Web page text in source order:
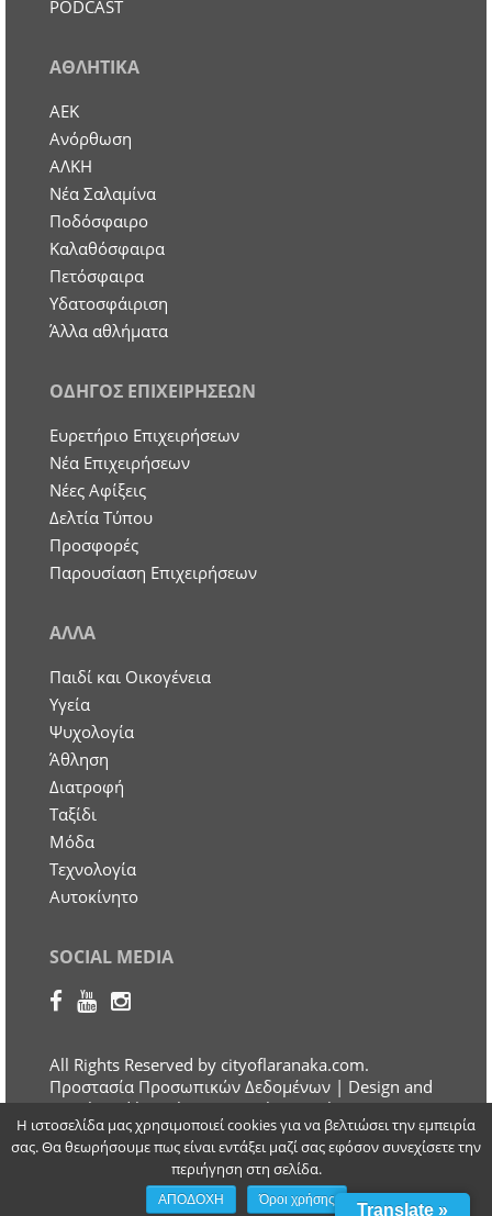
PODCAST
ΑΘΛΗΤΙΚΑ
ΑΕΚ
Ανόρθωση
ΑΛΚΗ
Νέα Σαλαμίνα
Ποδόσφαιρο
Καλαθόσφαιρα
Πετόσφαιρα
Υδατοσφάιριση
Άλλα αθλήματα
ΟΔΗΓΟΣ ΕΠΙΧΕΙΡΗΣΕΩΝ
Ευρετήριο Επιχειρήσεων
Nέα Επιχειρήσεων
Νέες Αφίξεις
Δελτία Τύπου
Προσφορές
Παρουσίαση Επιχειρήσεων
ΑΛΛΑ
Παιδί και Οικογένεια
Υγεία
Ψυχολογία
Άθληση
Διατροφή
Ταξίδι
Μόδα
Τεχνολογία
Αυτοκίνητο
SOCIAL MEDIA
All Rights Reserved by cityoflaranaka.com.
Προστασία Προσωπικών Δεδομένων | Design and
Developed by Otherview Web & Marketing
Solutions
Translate »
Η ιστοσελίδα μας χρησιμοποιεί cookies για να βελτιώσει την εμπειρία
σας. Θα θεωρήσουμε πως είναι εντάξει μαζί σας εφόσον συνεχίσετε την
περιήγηση στη σελίδα.
ΑΠΟΔΟΧΗ Όροι χρήσης